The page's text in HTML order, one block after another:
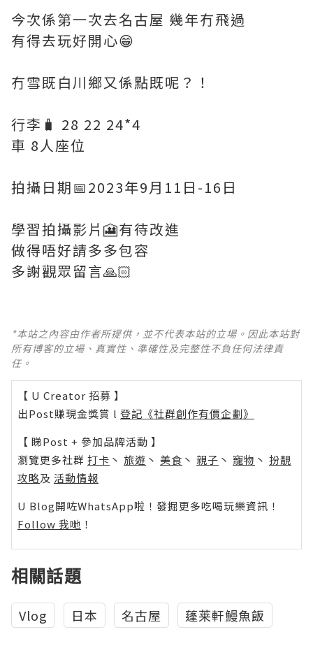
今次係第一次去名古屋 幾年冇飛過
有得去玩好開心😁
冇雪既白川鄉又係點既呢？！
行李🧳 28 22 24*4
車 8人座位
拍攝日期📅2023年9月11日-16日
學習拍攝影片🎦有待改進
做得唔好請多多包容
多謝觀眾留言🙏🏻
*本站之內容由作者所提供，並不代表本站的立場。因此本站對
所有博客的立場、真實性、準確性及完整性不負任何法律責
任。
【 U Creator 招募 】
出Post賺現金獎賞 l 登記《社群創作有價企劃》
【 睇Post + 參加品牌活動 】
瀏覽更多社群 打卡 丶 旅遊 丶 美食 丶 親子 丶 寵物 丶 扮靚
攻略及 活動情報
U Blog開咗WhatsApp啦！發掘更多吃喝玩樂資訊！
Follow 我哋 ！
相關話題
Vlog 日本 名古屋 蓬莱軒鰻魚飯